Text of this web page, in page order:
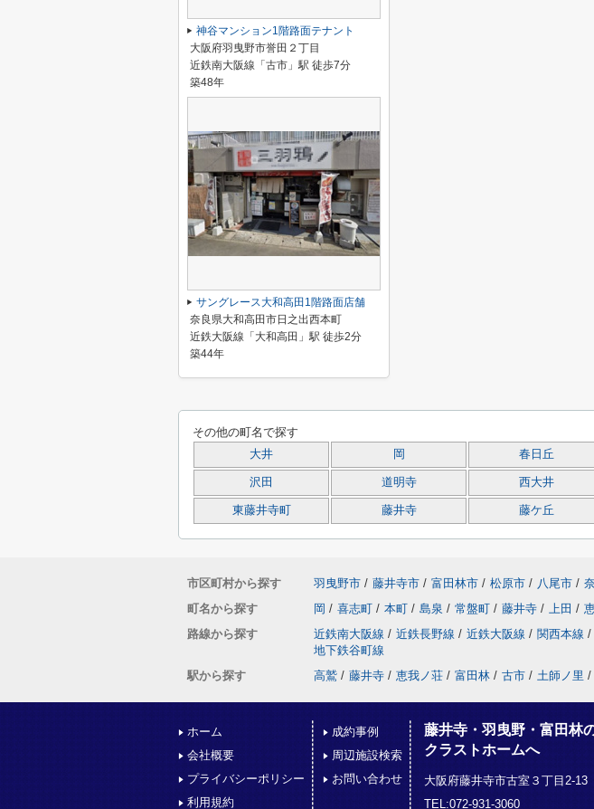
神谷マンション1階路面テナント
大阪府羽曳野市誉田２丁目
近鉄南大阪線「古市」駅 徒歩7分
築48年
サングレース大和高田1階路面店舗
奈良県大和高田市日之出西本町
近鉄大阪線「大和高田」駅 徒歩2分
築44年
その他の町名で探す
大井 岡 春日丘
沢田 道明寺 西大井
東藤井寺町 藤井寺 藤ケ丘
市区町村から探す 羽曳野市 / 藤井寺市 / 富田林市 / 松原市 / 八尾市 /
町名から探す
岡 / 喜志町 / 本町 / 島泉 / 常盤町 / 藤井寺 / 上田 /
路線から探す
近鉄南大阪線 / 近鉄長野線 / 近鉄大阪線 / 関西本線 /
地下鉄谷町線
駅から探す
高鷲 / 藤井寺 / 恵我ノ荘 / 富田林 / 古市 / 土師ノ里 /
ホーム
会社概要
プライバシーポリシー
利用規約
成約事例
周辺施設検索
お問い合わせ
藤井寺・羽曳野・富田林
クラストホームへ
大阪府藤井寺市古室３丁目2-13
TEL:072-931-3060